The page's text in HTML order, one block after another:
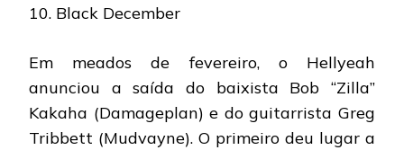
10. Black December
Em meados de fevereiro, o Hellyeah
anunciou a saída do baixista Bob “Zilla”
Kakaha (Damageplan) e do guitarrista Greg
Tribbett (Mudvayne). O primeiro deu lugar a